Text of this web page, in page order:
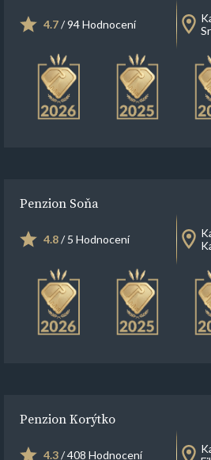
4.7/ 94 Hodnocení
Penzion Soňa
4.8/ 5 Hodnocení
Penzion Korýtko
4.3/ 408 Hodnocení